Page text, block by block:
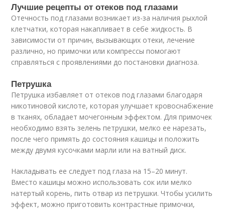
Лучшие рецепты от отеков под глазами
Отечность под глазами возникает из-за наличия рыхлой
клетчатки, которая накапливает в себе жидкость. В
зависимости от причин, вызывающих отеки, лечение
различно, но примочки или компрессы помогают
справляться с проявлениями до постановки диагноза.
Петрушка
Петрушка избавляет от отеков под глазами благодаря
никотиновой кислоте, которая улучшает кровоснабжение
в тканях, обладает мочегонным эффектом. Для примочек
необходимо взять зелень петрушки, мелко ее нарезать,
после чего примять до состояния кашицы и положить
между двумя кусочками марли или на ватный диск.
Накладывать ее следует под глаза на 15–20 минут.
Вместо кашицы можно использовать сок или мелко
натертый корень, пить отвар из петрушки. Чтобы усилить
эффект, можно приготовить контрастные примочки,